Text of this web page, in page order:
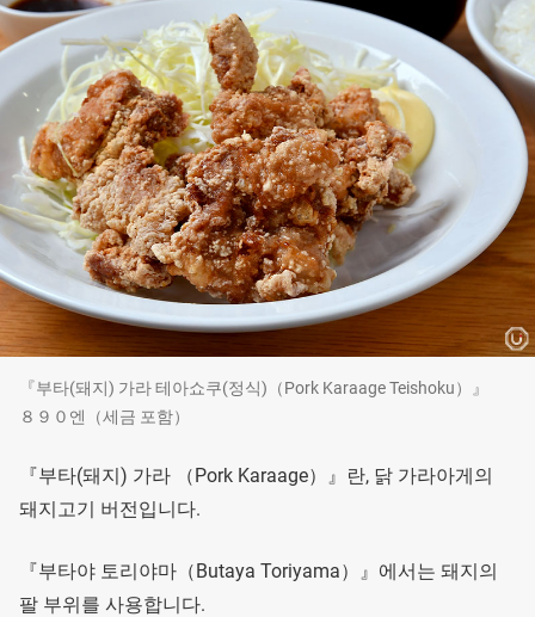
『부타(돼지) 가라 테아쇼쿠(정식)（Pork Karaage Teishoku）』
８９０엔（세금 포함）
『부타(돼지) 가라 （Pork Karaage）』란, 닭 가라아게의
돼지고기 버전입니다.
『부타야 토리야마（Butaya Toriyama）』에서는 돼지의
팔 부위를 사용합니다.